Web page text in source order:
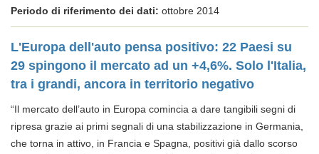
Periodo di riferimento dei dati: ottobre 2014
L'Europa dell'auto pensa positivo: 22 Paesi su
29 spingono il mercato ad un +4,6%. Solo l'Italia,
tra i grandi, ancora in territorio negativo
“Il mercato dell’auto in Europa comincia a dare tangibili segni di
ripresa grazie ai primi segnali di una stabilizzazione in Germania,
che torna in attivo, in Francia e Spagna, positivi già dallo scorso